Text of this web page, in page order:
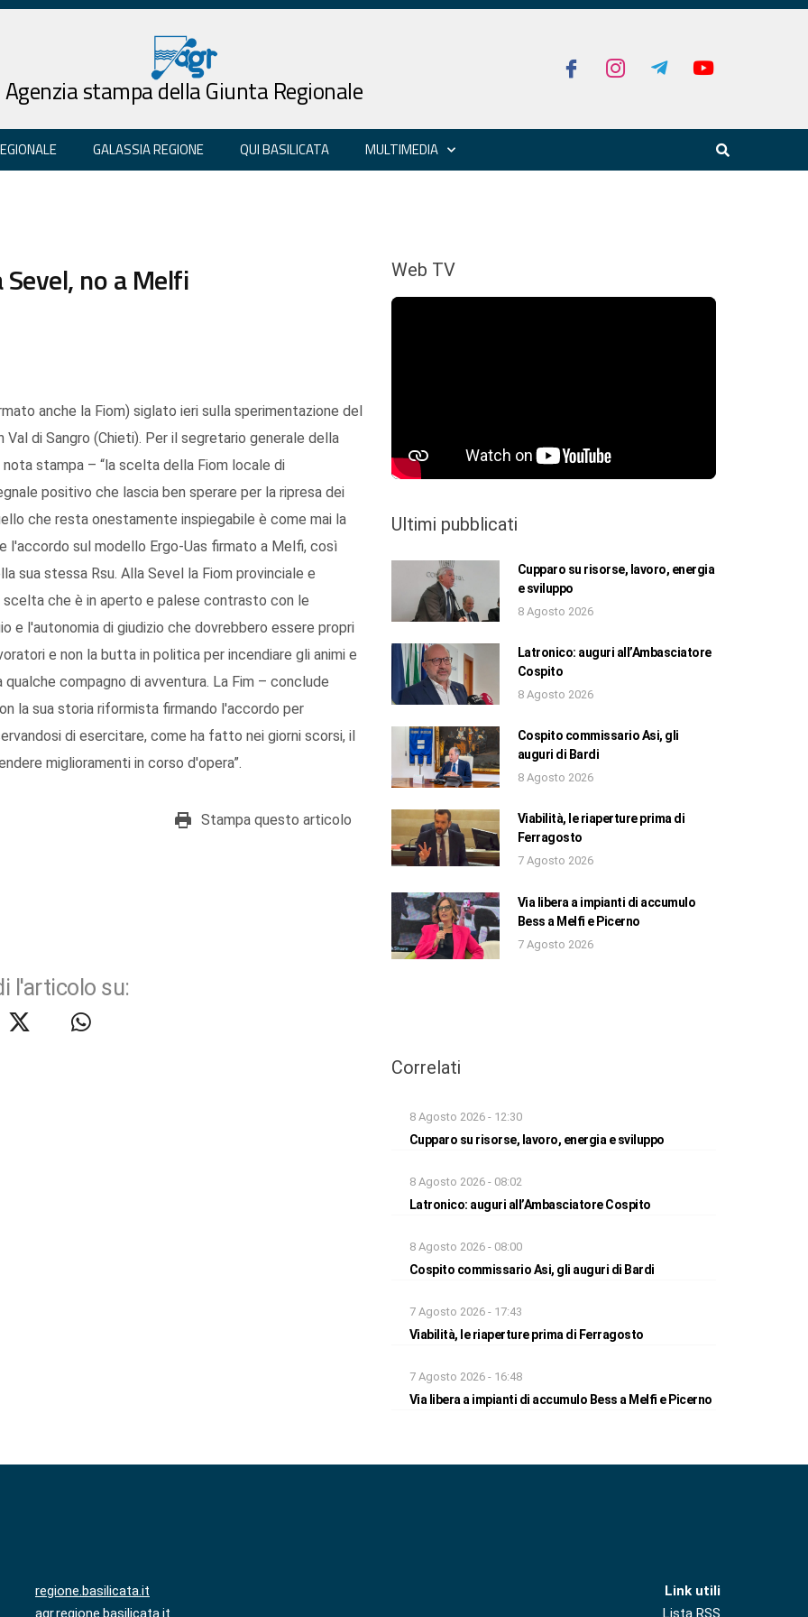
Agenzia stampa della Giunta Regionale
GALASSIA REGIONE QUI BASILICATA MULTIMEDIA
no a Melfi
anche la Fiom) siglato ieri sulla sperimentazione del
di Sangro (Chieti). Per il segretario generale della
stampa – “la scelta della Fiom locale di
positivo che lascia ben sperare per la ripresa dei
che resta onestamente inspiegabile è come mai la
l'accordo sul modello Ergo-Uas firmato a Melfi, così
sua stessa Rsu. Alla Sevel la Fiom provinciale e
che è in aperto e palese contrasto con le
e l'autonomia di giudizio che dovrebbero essere propri
e non la butta in politica per incendiare gli animi e
compagno di avventura. La Fim – conclude
la sua storia riformista firmando l'accordo per
di esercitare, come ha fatto nei giorni scorsi, il
miglioramenti in corso d'opera”.
Stampa questo articolo
l'articolo su:
Web TV
Ultimi pubblicati
Cupparo su risorse, lavoro, energia
e sviluppo
8 Agosto 2026
Latronico: auguri all’Ambasciatore
Cospito
8 Agosto 2026
Cospito commissario Asi, gli
auguri di Bardi
8 Agosto 2026
Viabilità, le riaperture prima di
Ferragosto
7 Agosto 2026
Via libera a impianti di accumulo
Bess a Melfi e Picerno
7 Agosto 2026
Correlati
8 Agosto 2026 - 12:30
Cupparo su risorse, lavoro, energia e sviluppo
8 Agosto 2026 - 08:02
Latronico: auguri all’Ambasciatore Cospito
8 Agosto 2026 - 08:00
Cospito commissario Asi, gli auguri di Bardi
7 Agosto 2026 - 17:43
Viabilità, le riaperture prima di Ferragosto
7 Agosto 2026 - 16:48
Via libera a impianti di accumulo Bess a Melfi e Picerno
regione.basilicata.it
agr.regione.basilicata.it
Link utili
Lista RSS